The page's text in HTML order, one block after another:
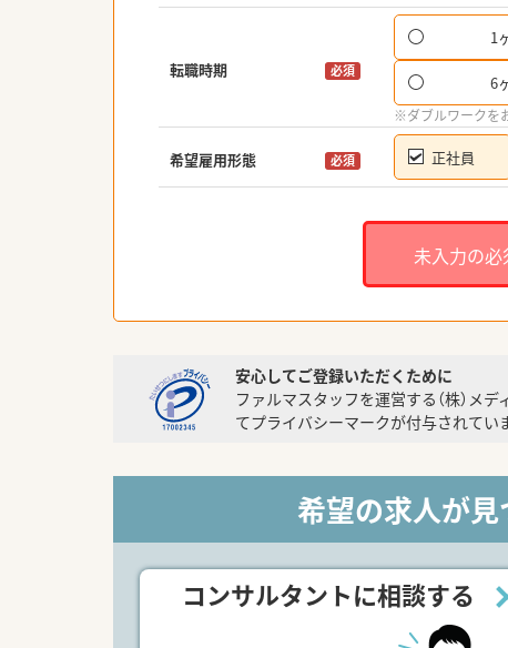
転職時期 必須
1
6
※ダブルワークを
希望雇用形態 必須 正社員
未入力の
安心してご登録いただくために
ファルマスタッフを運営する（株）メ
てプライバシーマークが付与されてい
希望の求人が
コンサルタントに相談する